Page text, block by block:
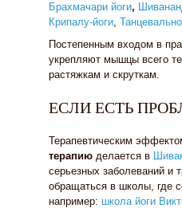
Брахмачари йоги,
Крипалу-йоги,
Постепенным входом в
укрепляют мышцы всего
растяжкам и скруткам.
ЕСЛИ ЕСТЬ
Терапевтическим
терапию делается в
серьезных заболеваний и
обращаться в школы, где
например: школа йоги